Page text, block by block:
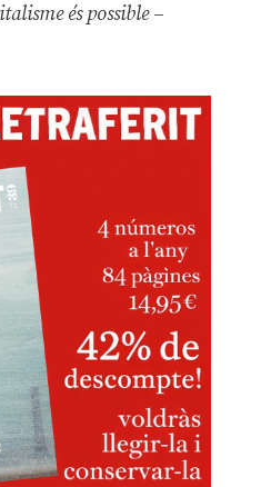
és possible –